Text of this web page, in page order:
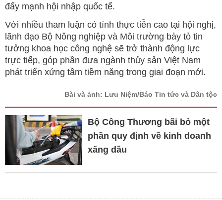
đẩy mạnh hội nhập quốc tế.
Với nhiều tham luận có tính thực tiễn cao tại hội nghị,
lãnh đạo Bộ Nông nghiệp và Môi trường bày tỏ tin
tưởng khoa học công nghệ sẽ trở thành động lực
trực tiếp, góp phần đưa ngành thủy sản Việt Nam
phát triển xứng tầm tiềm năng trong giai đoạn mới.
Bài và ảnh: Lưu Niệm/Báo Tin tức và Dân tộc
Bộ Công Thương bãi bỏ một
phần quy định về kinh doanh
xăng dầu